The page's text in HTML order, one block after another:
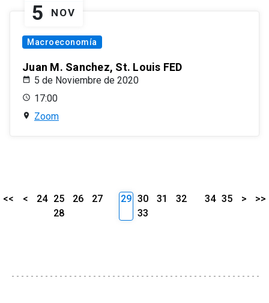
5 NOV
Macroeconomía
Juan M. Sanchez, St. Louis FED
5 de Noviembre de 2020
17:00
Zoom
<< < 24 25 26
27
28
29 30 31
32
33
34 35 > >>